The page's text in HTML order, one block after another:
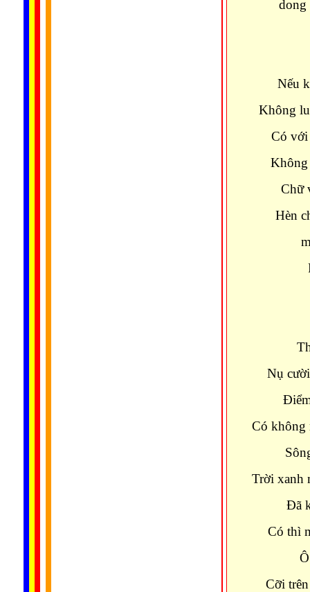
dong
Nếu
Không
Có với
Không
Chữ
Hèn
Nụ
Có không
Trời xanh
Đã
Có thì
Cỡi